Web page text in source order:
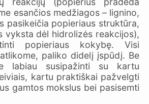
esančios medžiagos – lignino,
pasikeičia popieriaus struktūra,
vyksta dėl hidrolizės reakcijos),
popieriaus kokybę. Visi
paliko didelį įspūdį. Be
labiau susipažinti su kartu
kartu praktiškai pažvelgti
gamtos mokslus bei pasisemti